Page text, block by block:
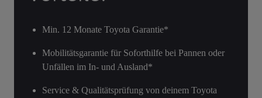
Min. 12 Monate Toyota Garantie*
Mobilitätsgarantie für Soforthilfe bei Pannen oder
Unfällen im In- und Ausland*
Service & Qualitätsprüfung von deinem Toyota